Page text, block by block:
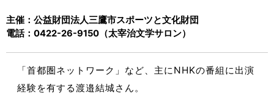
主催：公益財団法人三鷹市スポーツと文化財団
電話：0422-26-9150（太宰治文学サロン）
「首都圏ネットワーク」など、主にNHKの番組に出演
経験を有する渡邉結城さん。